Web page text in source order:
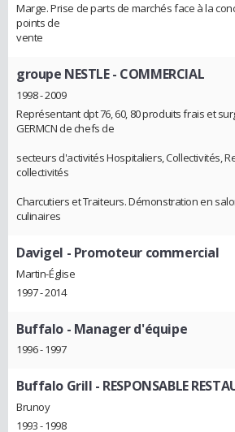
Marge. Prise de parts de marchés face à la
points de
vente
groupe NESTLE- COMMERCIAL
1998 - 2009
Représentant dpt 76, 60, 80 produits frais et
GERMCN de chefs de
secteurs d'activités Hospitaliers, Collectivités,
collectivités
Charcutiers et Traiteurs. Démonstration en
culinaires
Davigel - Promoteur commercial
Martin-Église
1997 - 2014
Buffalo - Manager d'équipe
1996 - 1997
Buffalo Grill - RESPONSABLE
Brunoy
1993 - 1998